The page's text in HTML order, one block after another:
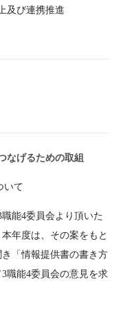
及び連携推進
なげるための取組
いて
能4委員会より頂いた
年度は、その案をもと
「情報提供書の書き方
職能4委員会の意見を求